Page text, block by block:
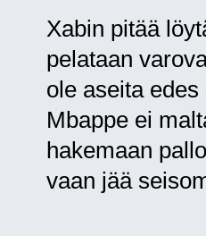
Xabin pitää
pelataan
ole aseita
Mbappe ei
hakemaan
vaan jää